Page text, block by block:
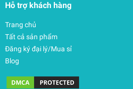
Hỗ trợ khách hàng
Trang chủ
Tất cả sản phẩm
Đăng ký đại lý/Mua sỉ
Blog